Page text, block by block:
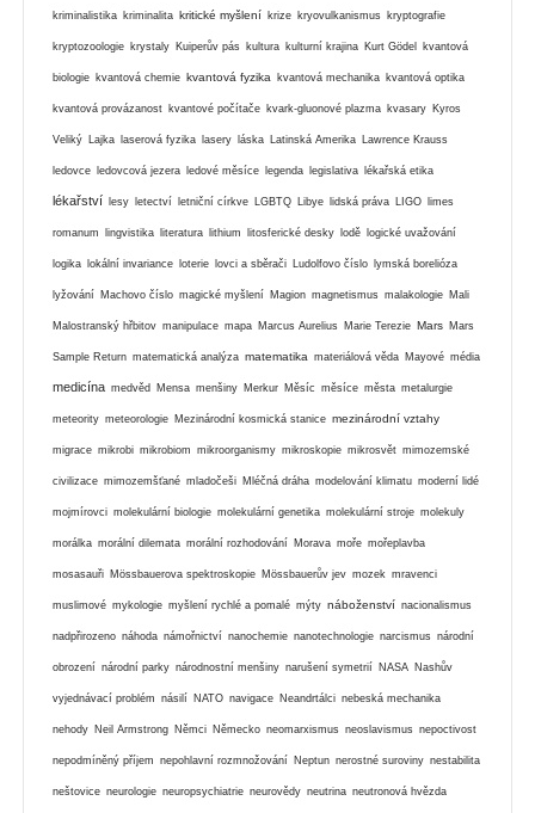
kriminalistika kriminalita kritické myšlení krize kryovulkanismus kryptografie
kryptozoologie krystaly Kuiperův pás kultura kulturní krajina Kurt Gödel kvantová
biologie kvantová chemie kvantová fyzika kvantová mechanika kvantová optika
kvantová provázanost kvantové počítače kvark-gluonové plazma kvasary Kyros
Veliký Lajka laserová fyzika lasery láska Latinská Amerika Lawrence Krauss
ledovce ledovcová jezera ledové měsíce legenda legislativa lékařská etika
lékařství lesy letectví letniční církve LGBTQ Libye lidská práva LIGO limes
romanum lingvistika literatura lithium litosferické desky lodě logické uvažování
logika lokální invariance loterie lovci a sběrači Ludolfovo číslo lymská borelióza
lyžování Machovo číslo magické myšlení Magion magnetismus malakologie Mali
Malostranský hřbitov manipulace mapa Marcus Aurelius Marie Terezie Mars Mars
Sample Return matematická analýza matematika materiálová věda Mayové média
medicína medvěd Mensa menšiny Merkur Měsíc měsíce města metalurgie
meteority meteorologie Mezinárodní kosmická stanice mezinárodní vztahy
migrace mikrobi mikrobiom mikroorganismy mikroskopie mikrosvět mimozemské
civilizace mimozemšťané mladočeši Mléčná dráha modelování klimatu moderní lidé
mojmírovci molekulární biologie molekulární genetika molekulární stroje molekuly
morálka morální dilemata morální rozhodování Morava moře mořeplavba
mosasauři Mössbauerova spektroskopie Mössbauerův jev mozek mravenci
muslimové mykologie myšlení rychlé a pomalé mýty náboženství nacionalismus
nadpřirozeno náhoda námořnictví nanochemie nanotechnologie narcismus národní
obrození národní parky národnostní menšiny narušení symetrií NASA Nashův
vyjednávací problém násilí NATO navigace Neandrtálci nebeská mechanika
nehody Neil Armstrong Němci Německo neomarxismus neoslavismus nepoctivost
nepodmíněný příjem nepohlavní rozmnožování Neptun nerostné suroviny nestabilita
neštovice neurologie neuropsychiatrie neurovědy neutrina neutronová hvězda